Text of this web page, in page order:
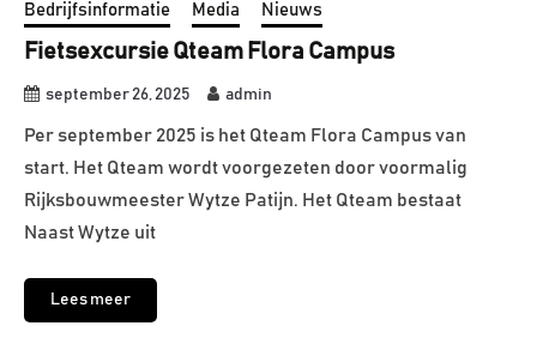
Bedrijfsinformatie Media Nieuws
Fietsexcursie Qteam Flora Campus
september 26, 2025 admin
Per september 2025 is het Qteam Flora Campus van
start. Het Qteam wordt voorgezeten door voormalig
Rijksbouwmeester Wytze Patijn. Het Qteam bestaat
Naast Wytze uit
Lees meer